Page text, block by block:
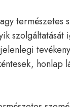
természetes
szolgáltatását
honlap